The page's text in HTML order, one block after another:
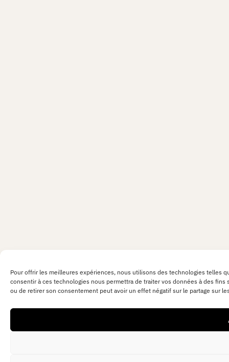
Pour offrir les meilleures expériences, nous utilisons des technologies telles
consentir à ces technologies nous permettra de traiter vos données à des
ou de retirer son consentement peut avoir un effet négatif sur le partage sur